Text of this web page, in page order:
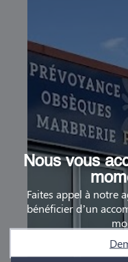
Nous vous
Faites appel à notre
bénéficier d’un